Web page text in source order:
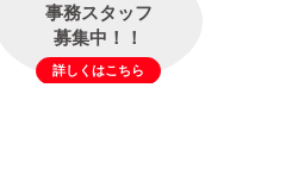
事務スタッフ
募集中！！
詳しくはこちら